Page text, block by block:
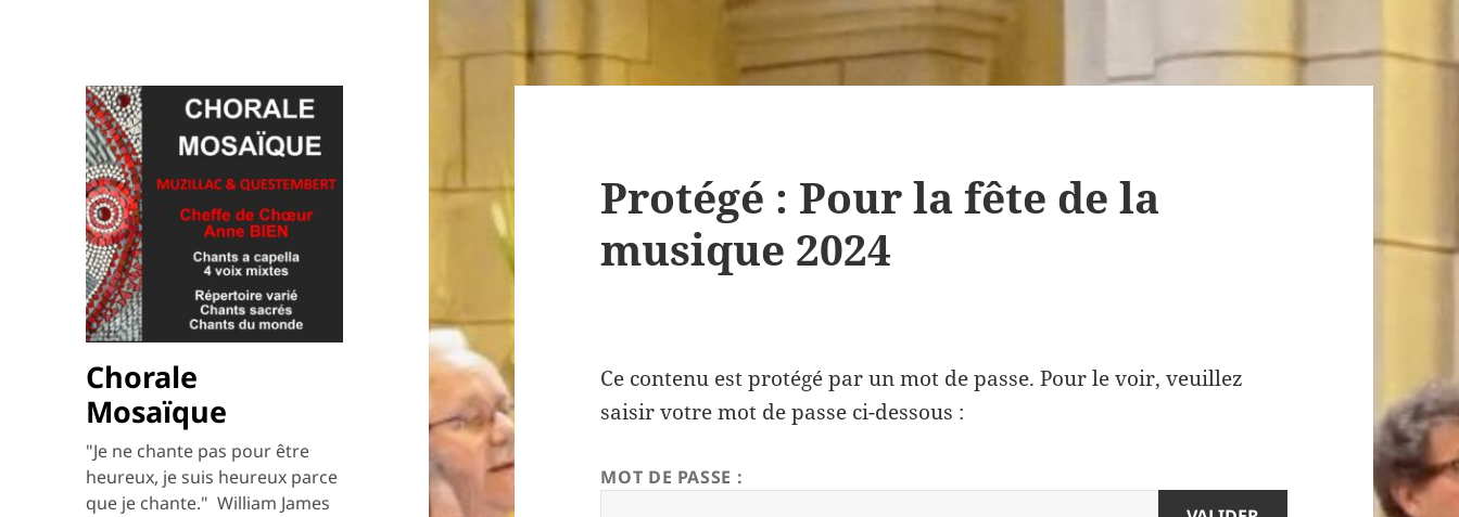
Chorale
Mosaïque
"Je ne chante pas pour être
heureux, je suis heureux parce
que je chante." ​ William James
Protégé : Pour la fête de la
musique 2024
Ce contenu est protégé par un mot de passe. Pour le voir, veuillez
saisir votre mot de passe ci-dessous :
MOT DE PASSE :